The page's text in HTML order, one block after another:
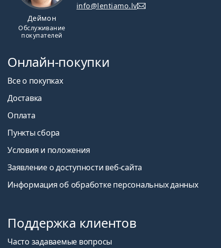
Деймон
Обслуживание
покупателей
info@lentiamo.lv
Онлайн-покупки
Все о покупках
Доставка
Оплата
Пункты сбора
Условия и положения
Заявление о доступности веб-сайта
Информация об обработке персональных данных
Поддержка клиентов
Часто задаваемые вопросы